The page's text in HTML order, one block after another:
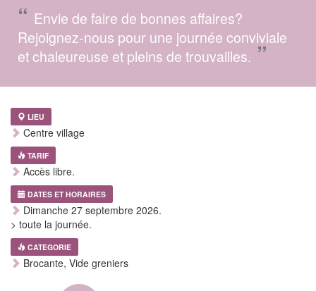
“ Envie de faire de bonnes affaires?
Rejoignez-nous pour une journée conviviale
et chaleureuse et pleins de trouvailles. ”
LIEU
Centre village
TARIF
Accès libre.
DATES ET HORAIRES
Dimanche 27 septembre 2026.
> toute la journée.
CATEGORIE
Brocante, Vide greniers